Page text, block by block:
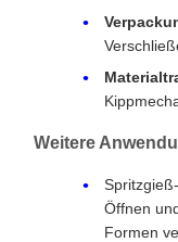
Weitere
Öffnen
Formen